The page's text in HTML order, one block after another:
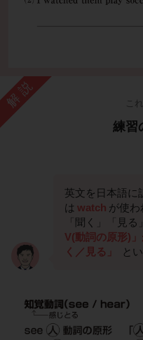
解説 こ
練習
英文を日本語に
は watch が使わ
「聞く」「見
V(動詞の原形)
く／見る」
と